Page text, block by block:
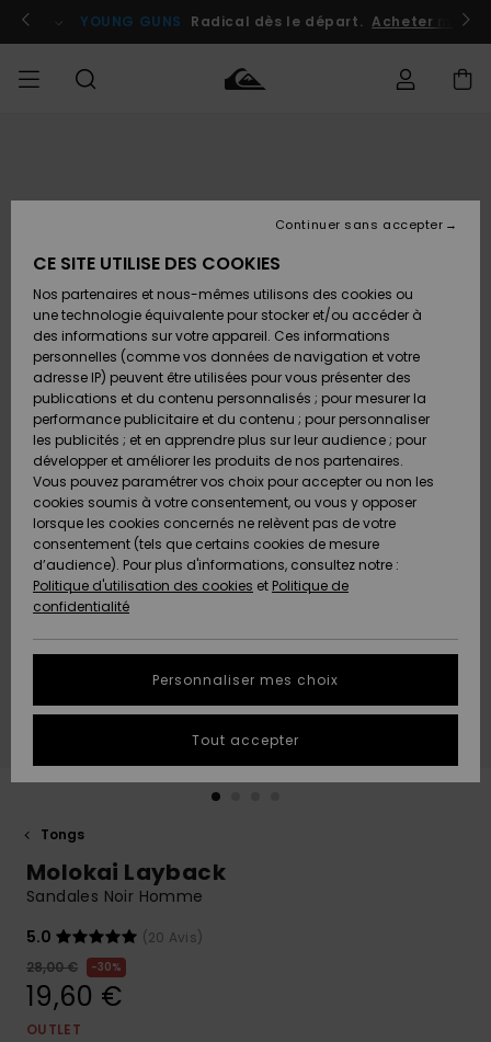
l'information
le
Se connecter / s'inscrire
YOUNG GUNS Radical dès le départ. Acheter
Chaussures
& Tongs
Surf
Snow
Nouveautés
A
Découvrir
Chaussures
& Tongs
Surf
Snow
Nouveautés
A
Découvrir
FEMME
A
Découvrir
Snow
SURF
Surf
Shop
Enfant
Highlights
Communauté
SNOW
Snow
Shop
Enfant
Snow
Shop
Femme
A
Découvrir
Communauté
OUTLET
Enfant
Outlet
Femme
AIDE &
CONTACT
Retours
Paiement
Carte
Cadeau
Quiksilver
Freedom
Protection
des
tailles
conversation
plus rapide
à votre
Démarrer
MAGASINS
QUIKSILVER
Tongs
Molokai Layback
Sandales Noir Homme
5.0
(20 Avis)
28,00 €
30%
19,60 €
OUTLET
CE SITE UTILISE DES COOKIES
Nos partenaires et nous-mêmes utilisons des cookies ou
une technologie équivalente pour stocker et/ou accéder à
des informations sur votre appareil. Ces informations
personnelles (comme vos données de navigation et votre
adresse IP) peuvent être utilisées pour vous présenter des
publications et du contenu personnalisés ; pour mesurer la
performance publicitaire et du contenu ; pour personnaliser
les publicités ; et en apprendre plus sur leur audience ; pour
développer et améliorer les produits de nos partenaires.
Vous pouvez paramétrer vos choix pour accepter ou non les
cookies soumis à votre consentement, ou vous y opposer
lorsque les cookies concernés ne relèvent pas de votre
consentement (tels que certains cookies de mesure
d’audience). Pour plus d'informations, consultez notre :
Politique d'utilisation des cookies et Politique de
confidentialité
Personnaliser mes choix
Continuer sans accepter
Tout accepter